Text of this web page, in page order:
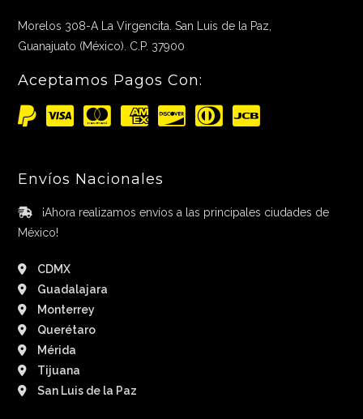
Morelos 308-A La Virgencita. San Luis de la Paz,
Guanajuato (México). C.P. 37900
Aceptamos Pagos Con:
Envíos Nacionales
¡Ahora realizamos envíos a las principales ciudades de
México!
CDMX
Guadalajara
Monterrey
Querétaro
Mérida
Tijuana
San Luis de la Paz